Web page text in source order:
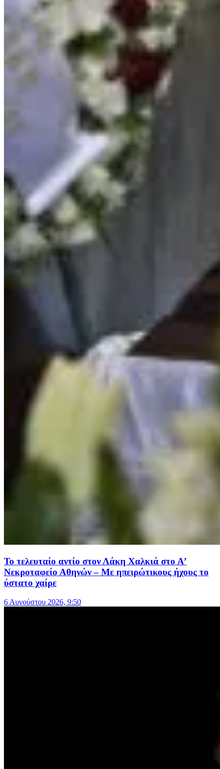
Το τελευταίο αντίο στον Λάκη Χαλκιά στο Α’
Νεκροταφείο Αθηνών – Με ηπειρώτικους ήχους το
ύστατο χαίρε
6 Αυγούστου 2026, 9:50